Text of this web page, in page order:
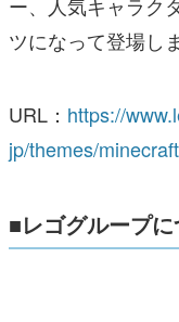
ー、人気キャラク
ツになって登場し
URL： https://
jp/themes/
■レゴグループ